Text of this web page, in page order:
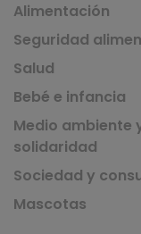
Alimentación
Seguridad
Salud
Bebé e infancia
Medio ambiente
solidaridad
Sociedad y
Mascotas